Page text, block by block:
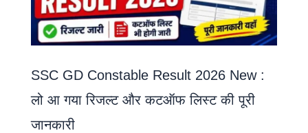
SSC GD Constable Result 2026 New :
लो आ गया रिजल्ट और कटऑफ लिस्ट की पूरी
जानकारी